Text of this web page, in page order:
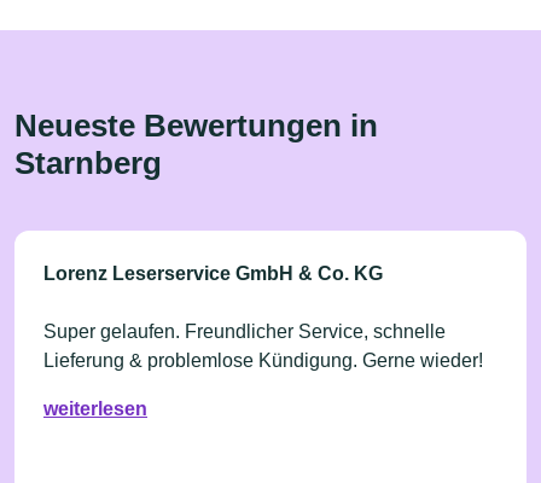
Neueste Bewertungen in
Starnberg
Lorenz Leserservice GmbH & Co. KG
Super gelaufen. Freundlicher Service, schnelle
Lieferung & problemlose Kündigung. Gerne wieder!
weiterlesen